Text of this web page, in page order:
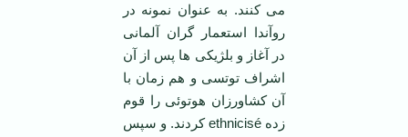
می کنند. به عنوان نمونه در
روآندا استعمار گران آلمانی
در آغاز و بلژیکی ها پس از آن
اشراف توتسی و هم زمان با
آن کشاورزان هوتوئی را قوم
زده ethnicisé کردند. و سپس